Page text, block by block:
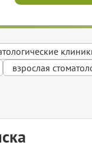
взрослая